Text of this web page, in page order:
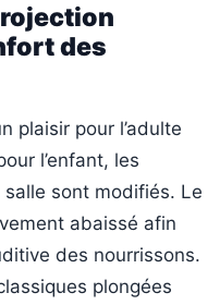
des
plaisir pour l’adulte
l’enfant, les
sont modifiés. Le
abaissé afin
des nourrissons.
plongées